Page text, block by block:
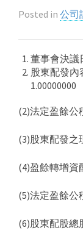
Posted in 公司
董事會決議
股東配發
1.00000000
(2)法定盈餘公
(3)股東配發之
(4)盈餘轉增資
(5)法定盈餘公
(6)股東配股總